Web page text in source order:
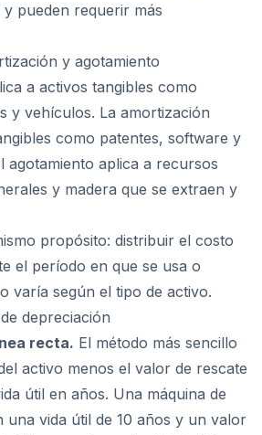
pueden requerir más
y agotamiento
a activos tangibles como
y vehículos. La amortización
como patentes, software y
agotamiento aplica a recursos
y madera que se extraen y
propósito: distribuir el costo
el período en que se usa o
varía según el tipo de activo.
depreciación
recta. El método más sencillo
activo menos el valor de rescate
útil en años. Una máquina de
una vida útil de 10 años y un valor